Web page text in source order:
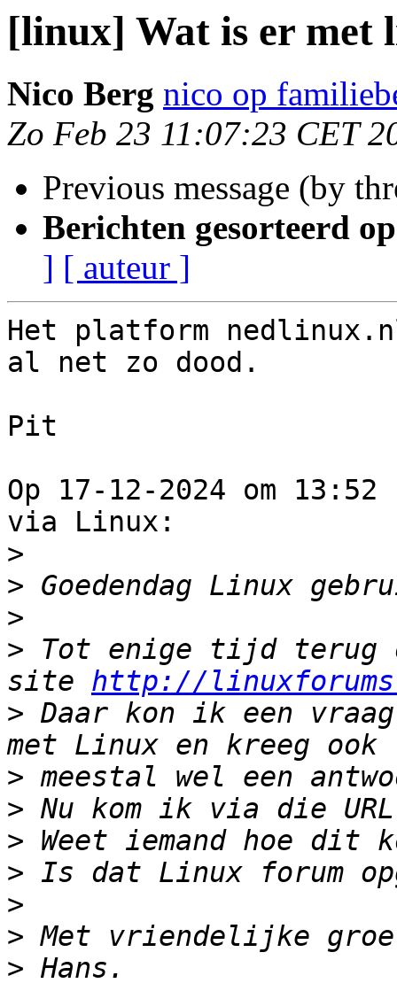
[linux] Wat is er met
Nico Berg nico op
Zo Feb 23 11:07:23 CET
Previous message (by
Berichten gesorteerd
] [ auteur ]
Het platform
al net zo dood.
Pit
Op 17-12-2024 om
via Linux:
>
>
>
> Tot enige tijd terug
site http://
> Daar kon ik een
>
>
>
>
>
>
>